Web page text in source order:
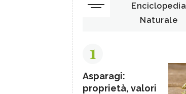
Enciclopedia
Naturale
1
Asparagi:
proprietà, valori